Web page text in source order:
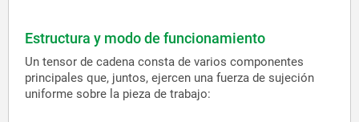
Estructura y modo de funcionamiento
Un tensor de cadena consta de varios componentes
principales que, juntos, ejercen una fuerza de sujeción
uniforme sobre la pieza de trabajo: